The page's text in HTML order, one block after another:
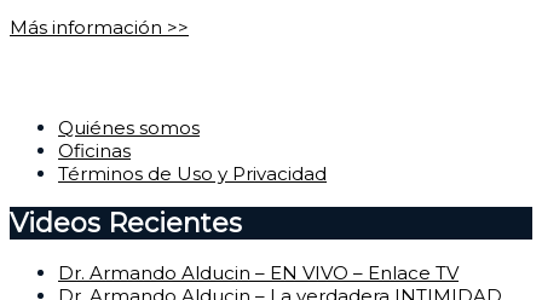
Más información >>
Quiénes somos
Oficinas
Términos de Uso y Privacidad
Videos Recientes
Dr. Armando Alducin – EN VIVO – Enlace TV